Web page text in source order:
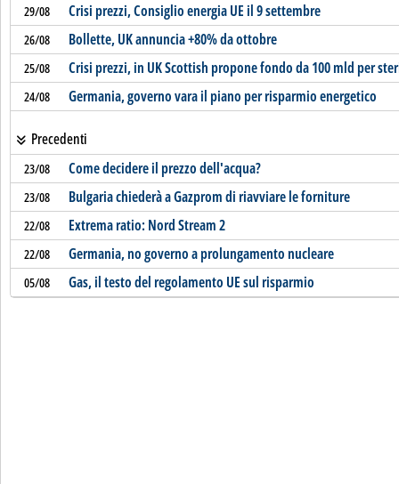
29/08 Crisi prezzi, Consiglio energia UE il 9 settembre
26/08 Bollette, UK annuncia +80% da ottobre
25/08 Crisi prezzi, in UK Scottish propone fondo da 100 mld per
24/08 Germania, governo vara il piano per risparmio energetico
Precedenti
23/08 Come decidere il prezzo dell'acqua?
23/08 Bulgaria chiederà a Gazprom di riavviare le forniture
22/08 Extrema ratio: Nord Stream 2
22/08 Germania, no governo a prolungamento nucleare
05/08 Gas, il testo del regolamento UE sul risparmio